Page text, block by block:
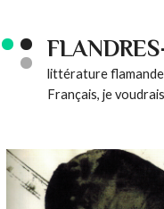
littérature flamande
Français, je